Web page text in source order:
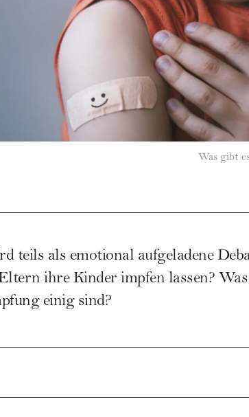
Was gibt
teils als emotional aufgeladene
ihre Kinder impfen lassen?
einig sind?